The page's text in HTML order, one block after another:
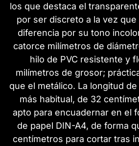
los que destaca el
por ser discreto a la vez
diferencia por su tono
catorce milímetros de
hilo de PVC resistente y
milímetros de grosor;
que el metálico. La longitud
más habitual, de 32
apto para encuadernar en el
de papel DIN-A4, de forma
centímetros para cortar tras